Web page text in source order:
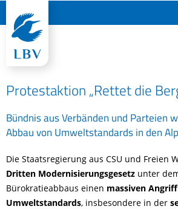
Protestaktion „Rettet die
Bündnis aus Verbänden und Parteien
Abbau von Umweltstandards in den
Die Staatsregierung aus CSU und Freien
Dritten Modernisierungsgesetz unter
Bürokratieabbaus einen massiven
Umweltstandards, insbesondere in der